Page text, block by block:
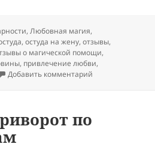
,Любовная магия,
,остуда на жену,отзывы,
о магической помощи,
, привлечение любви,
Добавить комментарий
по